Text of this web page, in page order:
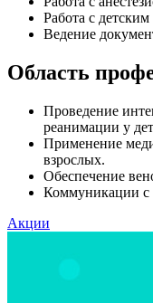
Работа с
Ведение
Область
Проведение
реанимации у
Применение
взрослых.
Обеспечение
Коммуникации с
Акции